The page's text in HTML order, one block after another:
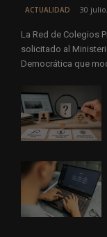
ACTUALIDAD 30
La Red de Colegios
solicitado al
Democrática que